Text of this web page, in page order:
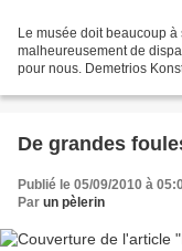
Le musée doit beaucoup
malheureusement de
pour nous. Demetrios
De grandes
Publié le 05/09/2010 à
Par un pèlerin